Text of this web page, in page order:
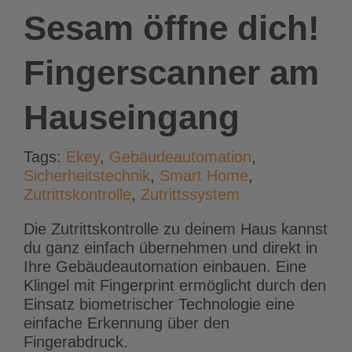
Sesam öffne dich!
Fingerscanner am
Hauseingang
Tags: Ekey, Gebäudeautomation,
Sicherheitstechnik, Smart Home,
Zutrittskontrolle, Zutrittssystem
Die Zutrittskontrolle zu deinem Haus kannst
du ganz einfach übernehmen und direkt in
Ihre Gebäudeautomation einbauen. Eine
Klingel mit Fingerprint ermöglicht durch den
Einsatz biometrischer Technologie eine
einfache Erkennung über den
Fingerabdruck.